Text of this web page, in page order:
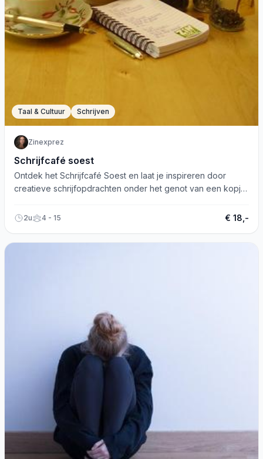
Taal & Cultuur Schrijven
Zinexprez
Schrijfcafé soest
Ontdek het Schrijfcafé Soest en laat je inspireren door
creatieve schrijfopdrachten onder het genot van een kopje
2u 4 - 15 € 18,-